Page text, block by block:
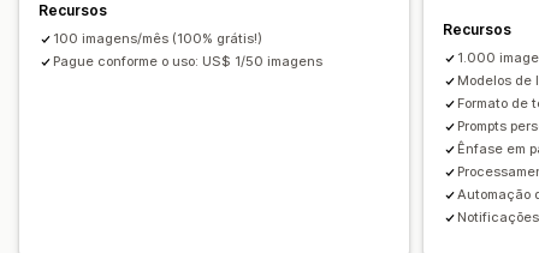
Recursos
100 imagens/mês (100% grátis!)
Pague conforme o uso: US$ 1/50 imagens
Recursos
1.000
Modelos de
Formato de
Prompts
Ênfase em
Automação